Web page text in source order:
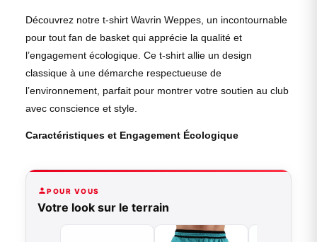
Découvrez notre t-shirt Wavrin Weppes, un incontournable
pour tout fan de basket qui apprécie la qualité et
l’engagement écologique. Ce t-shirt allie un design
classique à une démarche respectueuse de
l’environnement, parfait pour montrer votre soutien au club
avec conscience et style.
Caractéristiques et Engagement Écologique
POUR VOUS
Votre look sur le terrain